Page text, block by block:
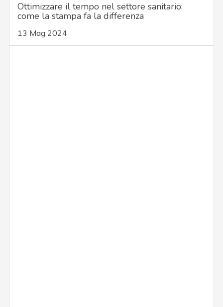
Ottimizzare il tempo nel settore sanitario:
come la stampa fa la differenza
13 Mag 2024